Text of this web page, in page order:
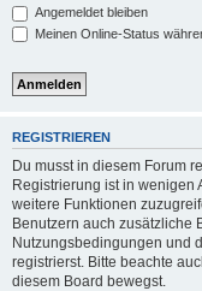
Angemeldet bleiben
Meinen Online-Status
REGISTRIEREN
Du musst in diesem Forum
Registrierung ist in wenigen
weitere Funktionen
Benutzern auch zusätzliche
Nutzungsbedingungen und
registrierst. Bitte beachte
diesem Board bewegst.